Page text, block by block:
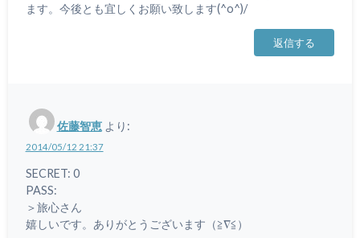
ます。今後とも宜しくお願い致します(^o^)/
返信する
佐藤智恵 より:
2014/05/12 21:37
SECRET: 0
PASS:
＞旅心さん
嬉しいです。ありがとうございます（≧∇≦）